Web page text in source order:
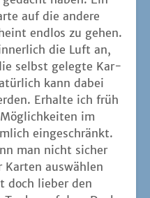
auf dem Dach.
ins­be­son­de­re in
Spaß – je mehr
sind, des­to mehr
ent­ste­hen.
kann das 2-
ein Dum­my-Kar­
– muss es aber
etwas mehr Ein­